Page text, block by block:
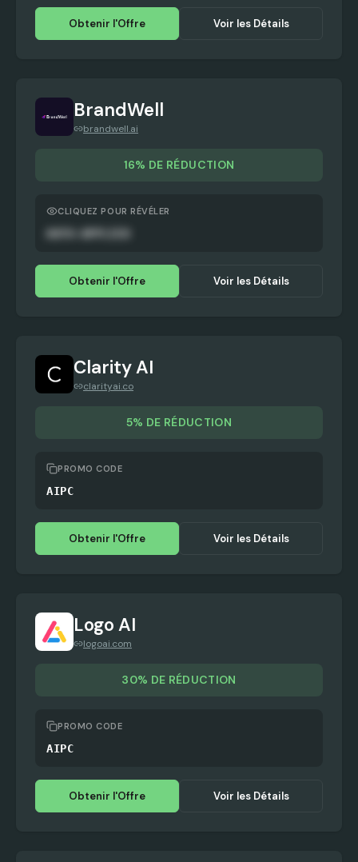
Obtenir l'Offre Voir les Détails
BrandWell
brandwell.ai
16% DE RÉDUCTION
CLIQUEZ POUR RÉVÉLER
Obtenir l'Offre Voir les Détails
Clarity AI
clarityai.co
5% DE RÉDUCTION
PROMO CODE
AIPC
Obtenir l'Offre Voir les Détails
Logo AI
logoai.com
30% DE RÉDUCTION
PROMO CODE
AIPC
Obtenir l'Offre Voir les Détails